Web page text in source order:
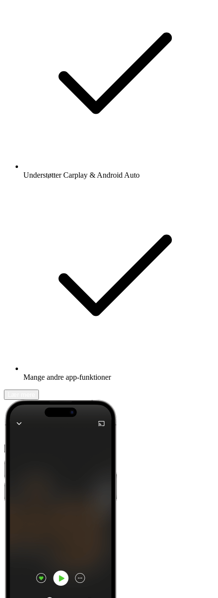
Understøtter Carplay & Android Auto
Mange andre app-funktioner